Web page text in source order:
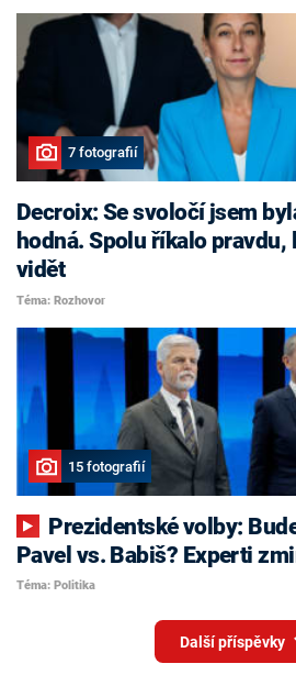
7 fotografií
Decroix: Se svoločí jsem
hodná. Spolu říkalo
vidět
Téma: Rozhovor
15 fotografií
Pavel vs. Babiš? Experti
Téma: Politika
Další příspěvky